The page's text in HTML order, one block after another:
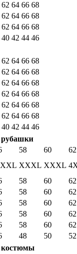
62 64 66 68
62 64 66 68
62 64 66 68
40 42 44 46
62 64 66 68
62 64 66 68
62 64 66 68
62 64 66 68
62 64 66 68
62 64 66 68
40 42 44 46
58 60
62
XXXL XXXL
58 60
62
58 60
62
58 60
62
58 60
62
58 60
62
48 50
52